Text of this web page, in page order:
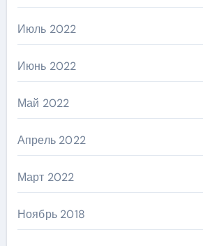
Июль 2022
Июнь 2022
Май 2022
Апрель 2022
Март 2022
Ноябрь 2018